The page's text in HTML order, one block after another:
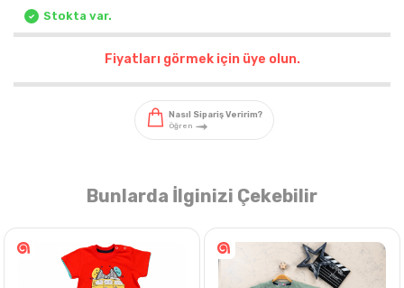
Stokta var.
Fiyatları görmek için üye olun.
Bunlarda İlginizi Çekebilir